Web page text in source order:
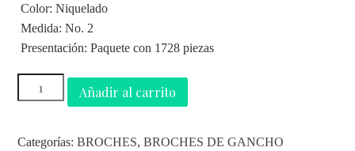
 Color: Niquelado
 Medida: No. 2
 Presentación: Paquete con 1728 piezas
Añadir al carrito
Categorías:BROCHES,BROCHES DE GANCHO